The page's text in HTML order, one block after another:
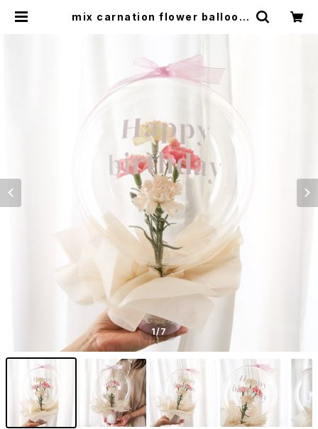
mix carnation flower balloon
1/7